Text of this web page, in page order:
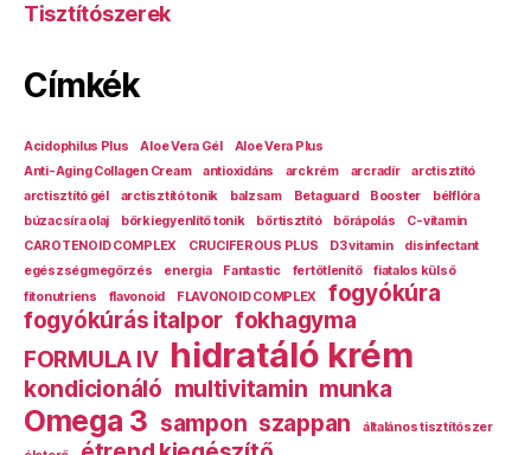
Tisztítószerek
Címkék
Acidophilus Plus Aloe Vera Gél
Aloe Vera Plus
Anti-Aging Collagen Cream
antioxidáns arckrém arcradír
arctisztító
arctisztító gél
arctisztító tonik balzsam Betaguard Booster
bélflóra
búzacsíra olaj
bőrkiegyenlítő tonik bőrtisztító bőrápolás
C-vitamin
CAROTENOlD COMPLEX
CRUCIFEROUS PLUS D3 vitamin
disinfectant
egészségmegőrzés
energia Fantastic fertőtlenítő
fiatalos külső
fitonutriens
flavonoid FLAVONOID COMPLEX
fogyókúra
fogyókúrás italpor fokhagyma
FORMULA IV hidratáló krém
kondicionáló multivitamin munka
Omega 3 sampon szappan
általános tisztítószer